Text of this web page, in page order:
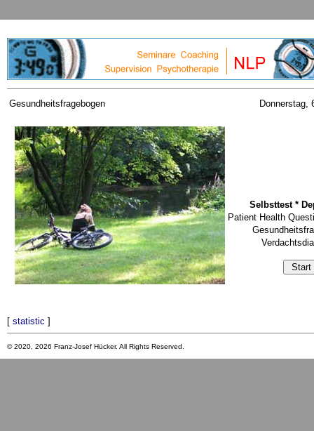
Gesundheitsfragebogen Donnerstag,
Selbsttest *
Patient Health
[ statistic ]
© 2020, 2026 Franz-Josef Hücker. All Rights Reserved.